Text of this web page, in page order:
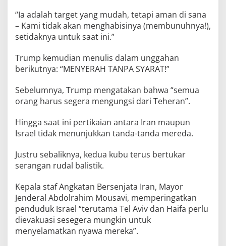
“Ia adalah target yang mudah, tetapi aman di sana
– Kami tidak akan menghabisinya (membunuhnya!),
setidaknya untuk saat ini.”
Trump kemudian menulis dalam unggahan
berikutnya: “MENYERAH TANPA SYARAT!”
Sebelumnya, Trump mengatakan bahwa “semua
orang harus segera mengungsi dari Teheran”.
Hingga saat ini pertikaian antara Iran maupun
Israel tidak menunjukkan tanda-tanda mereda.
Justru sebaliknya, kedua kubu terus bertukar
serangan rudal balistik.
Kepala staf Angkatan Bersenjata Iran, Mayor
Jenderal Abdolrahim Mousavi, memperingatkan
penduduk Israel “terutama Tel Aviv dan Haifa perlu
dievakuasi sesegera mungkin untuk
menyelamatkan nyawa mereka”.